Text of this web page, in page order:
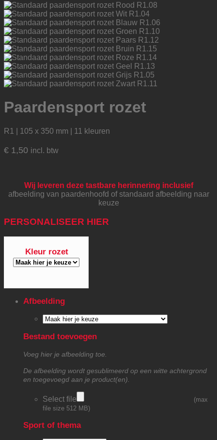
Paardensport rozet
R1 | 105 x 350 mm | 11 kleuren
€ 1,50 incl. btw
Wij leveren deze tastbare herinnering inclusief
afbeelding van paardenhoofd of standaard afbeelding naar
keuze
PERSONALISEER HIER
Kleur rozet
Afbeelding
Bestand toevoegen
Voeg hier je afbeelding toe.
De afbeelding wordt gesublimeerd op een witte achtergrond
en toegevoegd aan je product(en).
Select file
(max
file size 512 MB)
Sport of thema